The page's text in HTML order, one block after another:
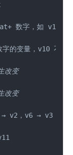
数字，如
的变量，v10 不会
改变
改变
→ v2，v6 → v3